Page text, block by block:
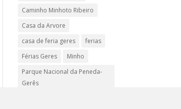
Caminho Minhoto Ribeiro
Casa da Arvore
casa de feria geres
ferias
Férias Geres
Minho
Parque Nacional da Peneda-
Gerês